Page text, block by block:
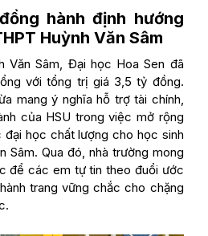
hành định hướng
Huỳnh Văn Sâm
Văn Sâm, Đại học Hoa Sen đã
với tổng trị giá 3,5 tỷ đồng.
mang ý nghĩa hỗ trợ tài chính,
của HSU trong việc mở rộng
học chất lượng cho học sinh
Sâm. Qua đó, nhà trường mong
để các em tự tin theo đuổi ước
trang vững chắc cho chặng